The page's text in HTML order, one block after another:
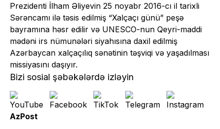
Prezidenti İlham Əliyevin 25 noyabr 2016-cı il tarixli
Sərəncamı ilə təsis edilmiş “Xalçaçı günü” peşə
bayramına həsr edilir və UNESCO-nun Qeyri-maddi
mədəni irs nümunələri siyahısına daxil edilmiş
Azərbaycan xalçaçılıq sənətinin təşviqi və yaşadılması
missiyasını daşıyır.
Bizi sosial şəbəkələrdə izləyin
AzPost